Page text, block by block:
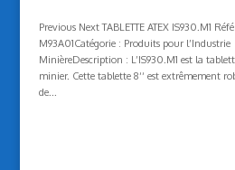
Previous Next TABLETTE ATEX IS930.M1
M93A01Catégorie : Produits pour l’Industrie
MinièreDescription : L’IS930.M1 est la
minier. Cette tablette 8‘‘ est extrêmement
de...